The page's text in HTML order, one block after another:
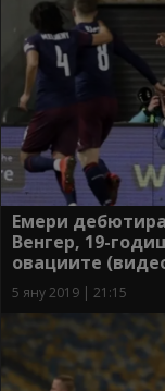
Емери
Венгер, 19-
овациите
5 яну 2019 | 21:15